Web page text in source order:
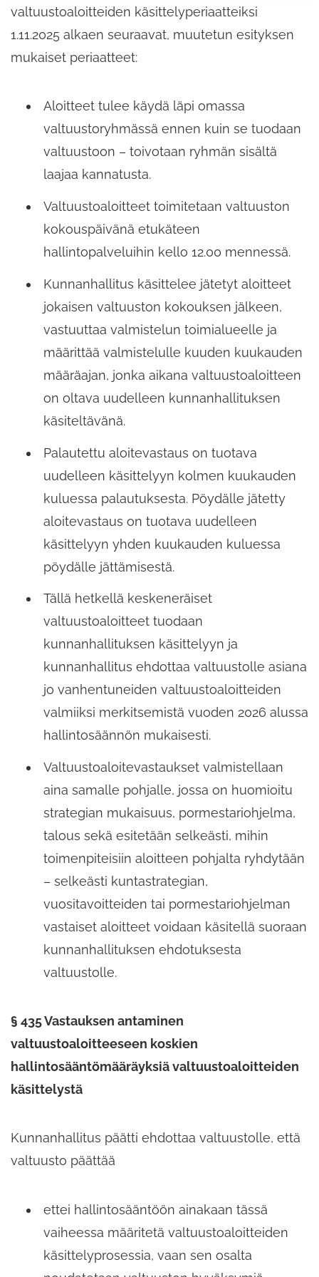
valtuustoaloitteiden käsittelyperiaatteiksi
1.11.2025 alkaen seuraavat, muutetun esityksen
mukaiset periaatteet:
Aloitteet tulee käydä läpi omassa
valtuustoryhmässä ennen kuin se tuodaan
valtuustoon – toivotaan ryhmän sisältä
laajaa kannatusta.
Valtuustoaloitteet toimitetaan valtuuston
kokouspäivänä etukäteen
hallintopalveluihin kello 12.00 mennessä.
Kunnanhallitus käsittelee jätetyt aloitteet
jokaisen valtuuston kokouksen jälkeen,
vastuuttaa valmistelun toimialueelle ja
määrittää valmistelulle kuuden kuukauden
määräajan, jonka aikana valtuustoaloitteen
on oltava uudelleen kunnanhallituksen
käsiteltävänä.
Palautettu aloitevastaus on tuotava
uudelleen käsittelyyn kolmen kuukauden
kuluessa palautuksesta. Pöydälle jätetty
aloitevastaus on tuotava uudelleen
käsittelyyn yhden kuukauden kuluessa
pöydälle jättämisestä.
Tällä hetkellä keskeneräiset
valtuustoaloitteet tuodaan
kunnanhallituksen käsittelyyn ja
kunnanhallitus ehdottaa valtuustolle asiana
jo vanhentuneiden valtuustoaloitteiden
valmiiksi merkitsemistä vuoden 2026 alussa
hallintosäännön mukaisesti.
Valtuustoaloitevastaukset valmistellaan
aina samalle pohjalle, jossa on huomioitu
strategian mukaisuus, pormestariohjelma,
talous sekä esitetään selkeästi, mihin
toimenpiteisiin aloitteen pohjalta ryhdytään
– selkeästi kuntastrategian,
vuositavoitteiden tai pormestariohjelman
vastaiset aloitteet voidaan käsitellä suoraan
kunnanhallituksen ehdotuksesta
valtuustolle.
§ 435 Vastauksen antaminen
valtuustoaloitteeseen koskien
hallintosääntömääräyksiä valtuustoaloitteiden
käsittelystä
Kunnanhallitus päätti ehdottaa valtuustolle,​ että
valtuusto päättää
ettei hallintosääntöön ainakaan tässä
vaiheessa määritetä valtuustoaloitteiden
käsittelyprosessia,​ vaan sen osalta